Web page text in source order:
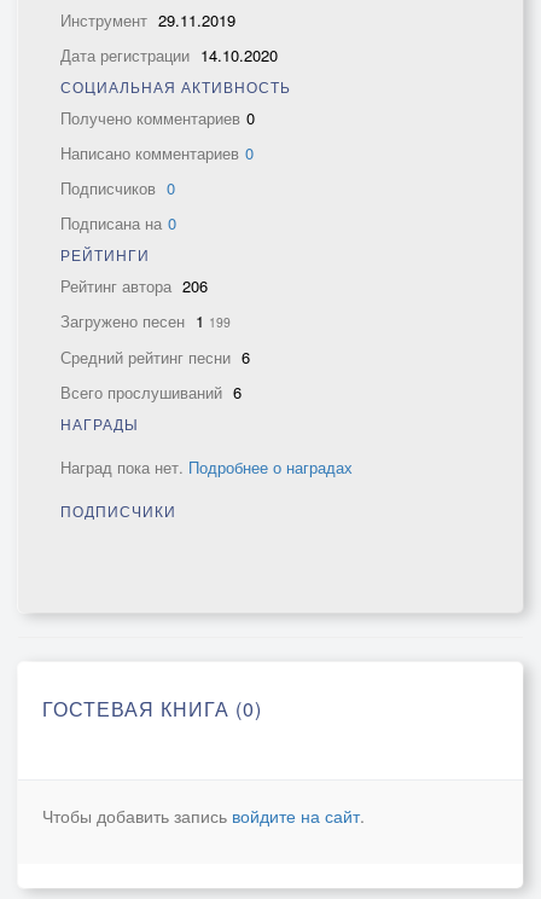
Инструмент 29.11.2019
Дата регистрации 14.10.2020
СОЦИАЛЬНАЯ АКТИВНОСТЬ
Получено комментариев 0
Написано комментариев 0
Подписчиков 0
Подписана на 0
РЕЙТИНГИ
Рейтинг автора 206
Загружено песен 1 199
Средний рейтинг песни 6
Всего прослушиваний 6
НАГРАДЫ
Наград пока нет. Подробнее о наградах
ПОДПИСЧИКИ
ГОСТЕВАЯ КНИГА (0)
Чтобы добавить запись войдите на сайт.